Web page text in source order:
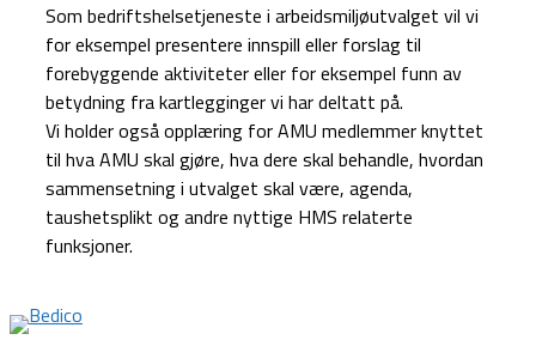
Som bedriftshelsetjeneste i arbeidsmiljøutvalget vil vi
for eksempel presentere innspill eller forslag til
forebyggende aktiviteter eller for eksempel funn av
betydning fra kartlegginger vi har deltatt på.
Vi holder også opplæring for AMU medlemmer knyttet
til hva AMU skal gjøre, hva dere skal behandle, hvordan
sammensetning i utvalget skal være, agenda,
taushetsplikt og andre nyttige HMS relaterte
funksjoner.